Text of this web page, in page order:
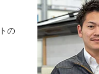
の